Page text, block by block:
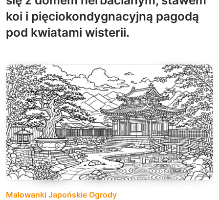
koi i pięciokondygnacyjną pagodą
pod kwiatami wisterii.
Malowanki Japońskie Ogrody